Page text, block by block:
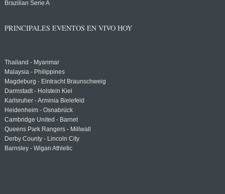
Brazilian Serie A
PRINCIPALES EVENTOS EN VIVO HOY
Thailand - Myanmar
Malaysia - Philippines
Magdeburg - Eintracht Braunschweig
Darmstadt - Holstein Kiel
Karlsruher - Arminia Bielefeld
Heidenheim - Osnabrück
Cambridge United - Barnet
Queens Park Rangers - Millwall
Derby County - Lincoln City
Barnsley - Wigan Athletic